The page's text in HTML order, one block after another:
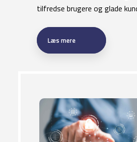
tilfredse brugere og glade
Læs mere​